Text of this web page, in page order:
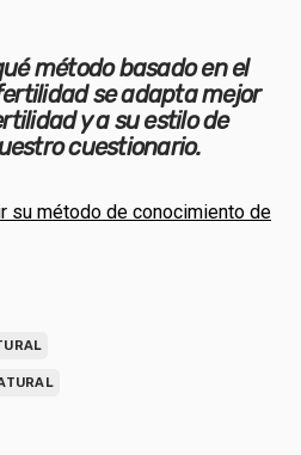
método basado en el
se adapta mejor
y a su estilo de
cuestionario.
su método de conocimiento de